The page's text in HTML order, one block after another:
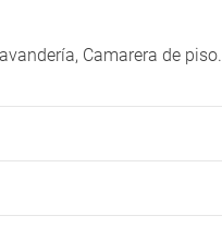
Camarera de piso.